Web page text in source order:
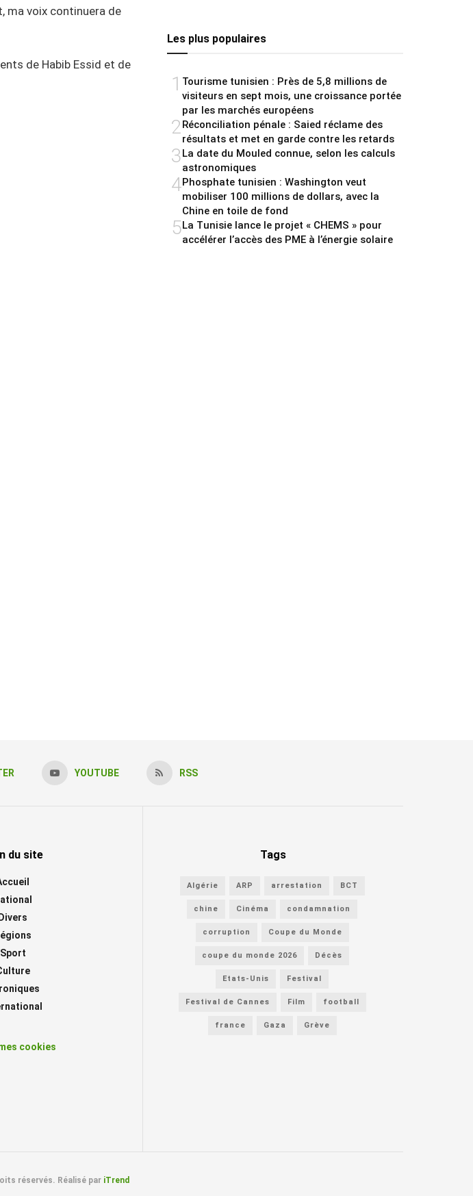
ma voix continuera de
de Habib Essid et de
Les plus populaires
1 Tourisme tunisien : Près de 5,8 millions de
visiteurs en sept mois, une croissance portée
par les marchés européens
2Réconciliation pénale : Saied réclame des
résultats et met en garde contre les retards
3La date du Mouled connue, selon les calculs
astronomiques
4Phosphate tunisien : Washington veut
mobiliser 100 millions de dollars, avec la
Chine en toile de fond
5La Tunisie lance le projet « CHEMS » pour
accélérer l’accès des PME à l’énergie solaire
YOUTUBE RSS
du site
Divers
Sport
cookies
Tags
Algérie ARP arrestation BCT
chine Cinéma condamnation
corruption Coupe du Monde
coupe du monde 2026 Décès
Etats-Unis Festival
Festival de Cannes Film football
france Gaza Grève
réservés. Réalisé par iTrend